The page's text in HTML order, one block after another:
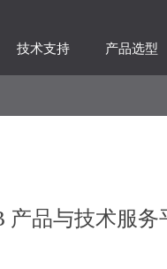
技术支持 产品选型
产品与技术服务